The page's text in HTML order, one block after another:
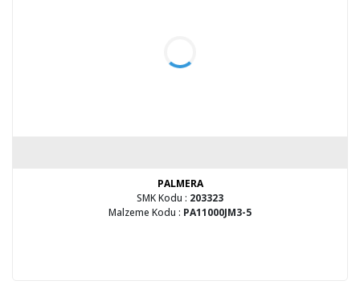
PALMERA
SMK Kodu : 203323
Malzeme Kodu : PA11000JM3-5